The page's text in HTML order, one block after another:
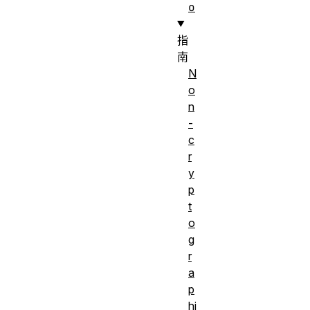
o
指
南
N
o
n
-
c
r
y
p
t
o
g
r
a
p
hi